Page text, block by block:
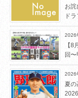
お
ド
2026
【
回
2026
夏の